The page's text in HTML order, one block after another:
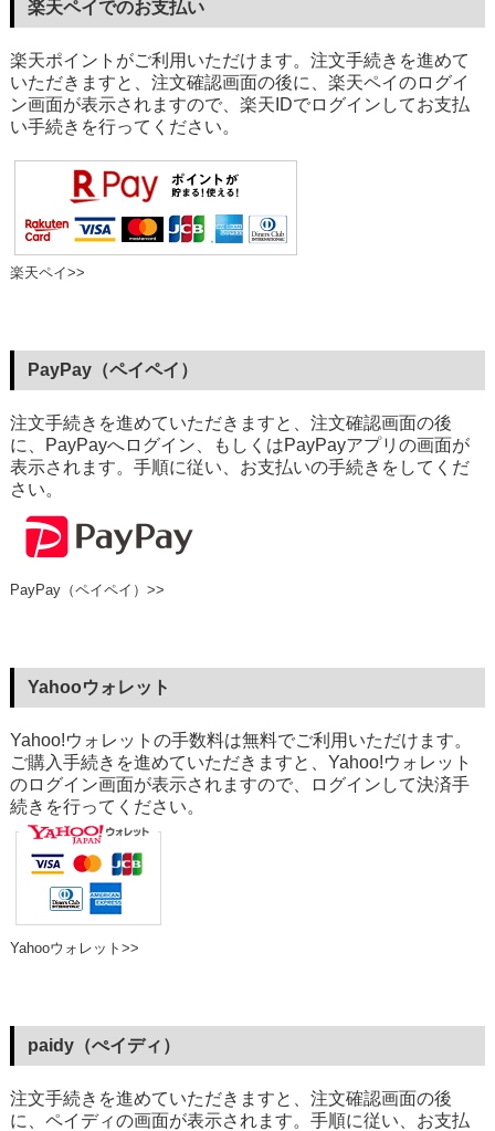
楽天ペイでのお支払い
楽天ポイントがご利用いただけます。注文手続きを進めて
いただきますと、注文確認画面の後に、楽天ペイのログイ
ン画面が表示されますので、楽天IDでログインしてお支払
い手続きを行ってください。
楽天ペイ>>
PayPay（ペイペイ）
注文手続きを進めていただきますと、注文確認画面の後
に、PayPayへログイン、もしくはPayPayアプリの画面が
表示されます。手順に従い、お支払いの手続きをしてくだ
さい。
PayPay（ペイペイ）>>
Yahooウォレット
Yahoo!ウォレットの手数料は無料でご利用いただけます。
ご購入手続きを進めていただきますと、Yahoo!ウォレット
のログイン画面が表示されますので、ログインして決済手
続きを行ってください。
Yahooウォレット>>
paidy（ぺイディ）
注文手続きを進めていただきますと、注文確認画面の後
に、ペイディの画面が表示されます。手順に従い、お支払